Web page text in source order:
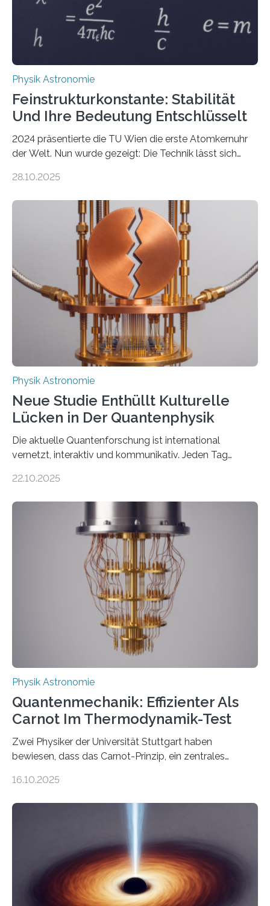
Physik Astronomie
Feinstrukturkonstante: Stabilität
Und Ihre Bedeutung Entschlüsselt
2024 präsentierte die TU Wien die erste Atomkernuhr
der Welt. Nun wurde gezeigt: Die Technik lässt sich
fundamentalen Physik nachzugehen. Thorium-
Messungen verwenden. Das hatte man jahrzehntelang
vermutet, weltweit war nach den passenden
Atomkern-Zuständen gesucht worden, 2024 gelang
einem Team der TU Wien mit Unterstützung
internationaler Partner der entscheidende Durchbruch:
Der lange diskutierte Thorium-Kernübergang wurde
gefunden. Kurz darauf konnte man zeigen, dass sich
Thorium tatsächlich nutzen lässt, um hochpräzise…
28.10.2025
Physik Astronomie
Neue Studie Enthüllt Kulturelle
Lücken in Der Quantenphysik
Die aktuelle Quantenforschung ist international
vernetzt, interaktiv und kommunikativ. Jeden Tag
oft von Autor*innen, die eng zusammenarbeiten. Neue
werden schnell weiterentwickelt. Dies ist der Alltag in
der Forschung der Quantentheorie, die dieses Jahr 100
Jahre alt geworden ist, weshalb die UNESCO 2025 zum
Internationalen Jahr der Quantenwissenschaft und -
technologie ausgerufen hat. Doch nun hat eine
internationale Forschungsgruppe um den
22.10.2025
Physik Astronomie
Quantenmechanik: Effizienter Als
Carnot Im Thermodynamik-Test
Zwei Physiker der Universität Stuttgart haben
bewiesen, dass das Carnot-Prinzip, ein zentrales
Größenordnung von Atomen gilt, deren physikalische
Quantenmotoren voranbringen. Das
Wissenschaftsjournal Science Advances veröffentlichte
die Herleitung. (DOI: 10.1126/sciadv.adw8462)
Verbrennungsmotoren oder Dampfturbinen sind
Wärmekraftmaschinen: Sie wandeln thermische
16.10.2025